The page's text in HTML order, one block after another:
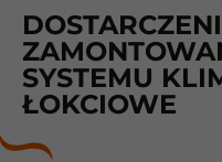
SYSTEMU
ŁOKCIOWE